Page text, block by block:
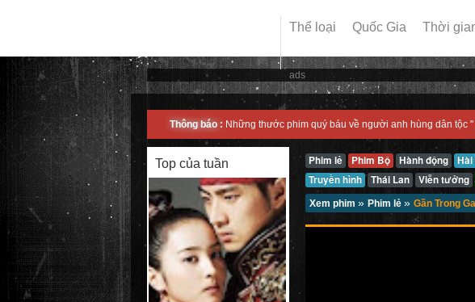
Thể loại Quốc Gia Thời
ads
Thông báo : Những thước phim quý báu về người anh hùng dân tộc "
Top của tuần Phim lẻ Phim Bộ Hành động
Truyền hình
Thái Lan Viễn tưởng
Xem phim » Phim lẻ » Gần Trong